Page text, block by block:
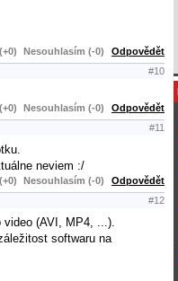
Nesouhlasím (-0) Odpovědět
#10
Nesouhlasím (-0) Odpovědět
#11
neviem :/
Nesouhlasím (-0) Odpovědět
#12
(AVI, MP4, ...).
softwaru na